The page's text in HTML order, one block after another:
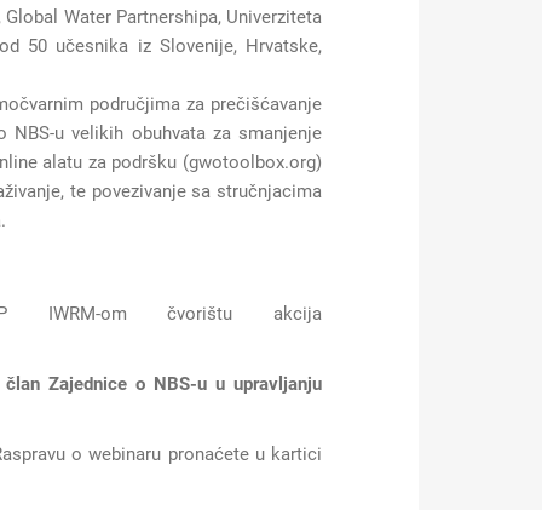
Water Partnershipa, Univerziteta
50 učesnika iz Slovenije, Hrvatske,
područjima za prečišćavanje
u velikih obuhvata za smanjenje
alatu za podršku (gwotoolbox.org)
te povezivanje sa stručnjacima
om čvorištu akcija
član Zajednice o NBS-u u upravljanju
o webinaru pronaćete u kartici